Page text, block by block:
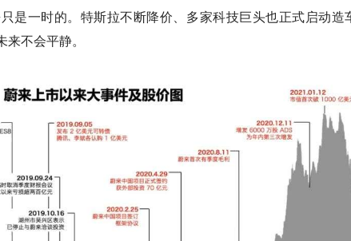
是一时的。特斯拉不断降价、多家科技巨头也正式启动造
不会平静。